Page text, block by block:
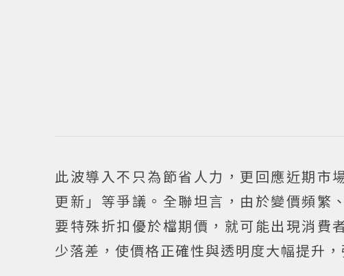
此波導入不只為節省人力，更回應近期市
更新」等爭議。全聯坦言，由於變價頻繁
要特殊折扣優於檔期價，就可能出現消費
少落差，使價格正確性與透明度大幅提升，